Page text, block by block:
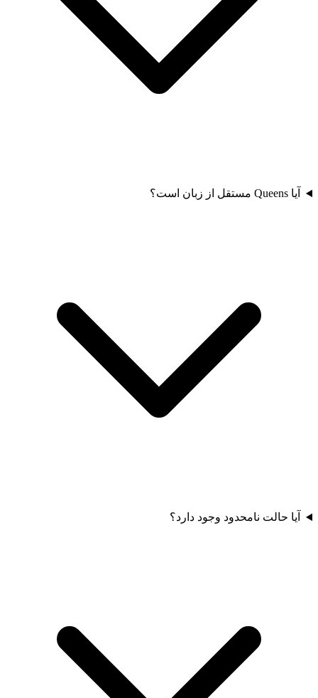
آیا Queens مستقل از زبان است؟
آیا حالت نامحدود وجود دارد؟